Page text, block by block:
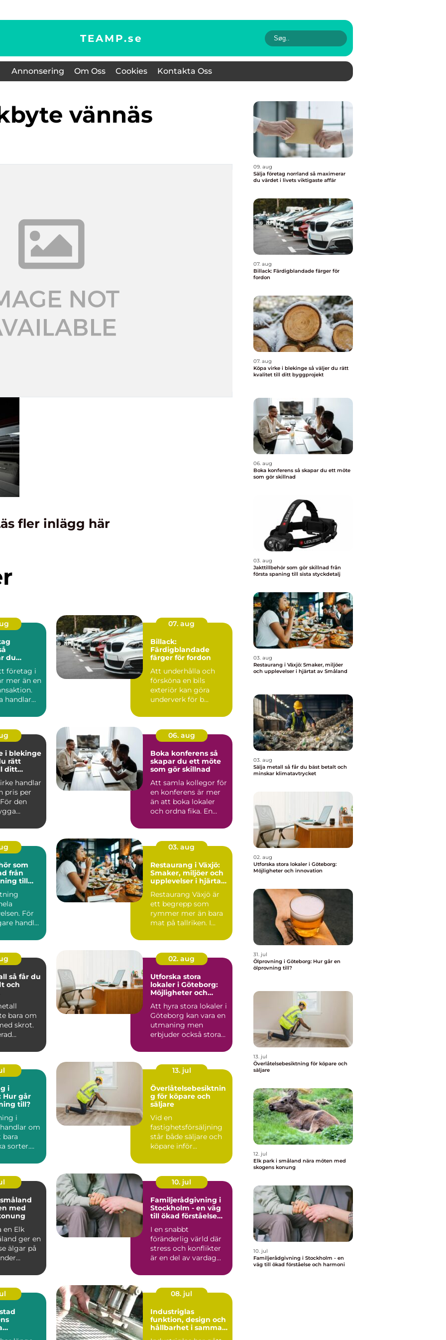
TEAMP.se
Annonsering Om Oss Cookies Kontakta Oss
vännäs
fler inlägg här
du
affär
företag i
mer än en
handlar
07. aug
Billack:
Färdigblandade
färger för fordon
Att underhålla och
försköna en bils
exteriör kan göra
underverk för b...
i blekinge
rätt
ditt
handlar
pris per
den
06. aug
Boka konferens så
skapar du ett möte
som gör skillnad
Att samla kollegor för
en konferens är mer
än att boka lokaler
och ordna fika. En
som
till
För
handlar
03. aug
Restaurang i Växjö:
Smaker, miljöer och
upplevelser i hjärtat
Restaurang Växjö är
ett begrepp som
rymmer mer än bara
mat på tallriken. I...
du
och
bara om
skrot.
02. aug
Utforska stora
lokaler i Göteborg:
Möjligheter och
Att hyra stora lokaler i
Göteborg kan vara en
utmaning men
erbjuder också stora
i
Hur går
till?
i
om
bara
sorter.
13. jul
Överlåtelsebesiktnin
g för köpare och
säljare
Vid en
fastighetsförsäljning
står både säljare och
köpare inför...
med
en Elk
ger en
älgar på
10. jul
Familjerådgivning i
Stockholm - en väg
till ökad förståelse
I en snabbt
föränderlig värld där
stress och konflikter
är en del av vardag...
08. jul
Industriglas
funktion, design och
hållbarhet i samma
09. aug
Sälja företag norrland så maximerar
du värdet i livets viktigaste affär
07. aug
Billack: Färdigblandade färger för
fordon
07. aug
Köpa virke i blekinge så väljer du rätt
kvalitet till ditt byggprojekt
06. aug
Boka konferens så skapar du ett möte
som gör skillnad
03. aug
Jakttillbehör som gör skillnad från
första spaning till sista styckdetalj
03. aug
Restaurang i Växjö: Smaker, miljöer
och upplevelser i hjärtat av Småland
03. aug
Sälja metall så får du bäst betalt och
minskar klimatavtrycket
02. aug
Utforska stora lokaler i Göteborg:
Möjligheter och innovation
31. jul
Ölprovning i Göteborg: Hur går en
ölprovning till?
13. jul
Överlåtelsebesiktning för köpare och
säljare
12. jul
Elk park i småland nära möten med
skogens konung
10. jul
Familjerådgivning i Stockholm - en
väg till ökad förståelse och harmoni